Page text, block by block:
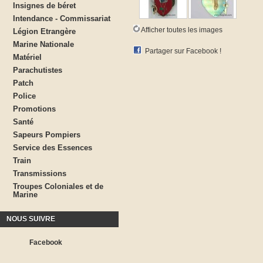
Insignes de béret
Intendance - Commissariat
Légion Etrangère
Marine Nationale
Matériel
Parachutistes
Patch
Police
Promotions
Santé
Sapeurs Pompiers
Service des Essences
Train
Transmissions
Troupes Coloniales et de
Marine
NOUS SUIVRE
Facebook
Afficher toutes les images
Partager sur Facebook !